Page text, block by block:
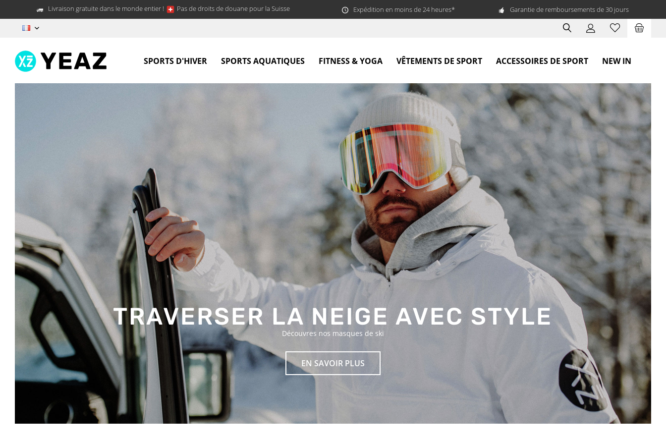
Livraison gratuite dans le monde entier ! Pas de droits de douane pour la Suisse Expédition en moins de 24 heures* Garantie de remboursements de 30 jours
SPORTS D'HIVER SPORTS AQUATIQUES FITNESS & YOGA VÊTEMENTS DE SPORT ACCESSOIRES DE SPORT NEW IN
TRAVERSER LA NEIGE AVEC STYLE
Découvres nos masques de ski
EN SAVOIR PLUS